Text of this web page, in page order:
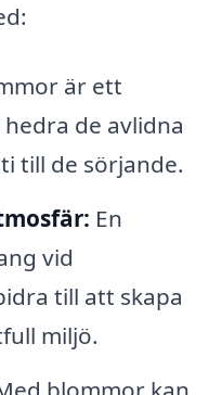
är ett
de avlidna
till de sörjande.
En
vid
till att skapa
miljö.